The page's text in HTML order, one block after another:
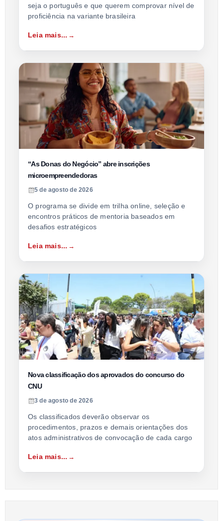
seja o português e que querem comprovar nível de
proficiência na variante brasileira
Leia mais...
“As Donas do Negócio” abre inscrições
microempreendedoras
5 de agosto de 2026
O programa se divide em trilha online, seleção e
encontros práticos de mentoria baseados em
desafios estratégicos
Leia mais...
Nova classificação dos aprovados do concurso do
CNU
3 de agosto de 2026
Os classificados deverão observar os
procedimentos, prazos e demais orientações dos
atos administrativos de convocação de cada cargo
Leia mais...